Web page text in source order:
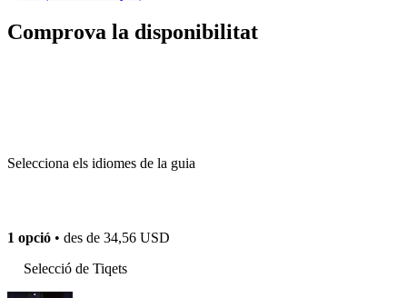
Comprova la disponibilitat
Selecciona els idiomes de la guia
1 opció • des de 34,56 USD
Selecció de Tiqets